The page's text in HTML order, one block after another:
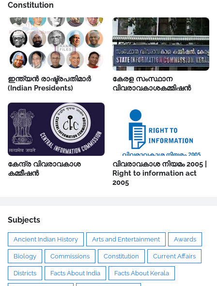
Constitution
ഇന്ത്യൻ രാഷ്ട്രപതിമാർ
(Indian Presidents)
കേരള സംസ്ഥാന
വിവരാവകാശകമ്മിഷൻ
കേന്ദ്ര വിവരാവകാശ
കമ്മീഷൻ
വിവരാവകാശ നിയമം 2005 |
Right to information act
2005
Subjects
Ancient Indian History Arts and Entertainment Awards
Biology Commissions Constitution Current Affairs
Districts Facts About India Facts About Kerala